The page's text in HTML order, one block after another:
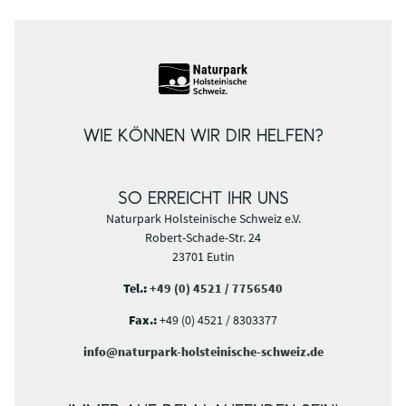
WIE KÖNNEN WIR DIR HELFEN?
SO ERREICHT IHR UNS
Naturpark Holsteinische Schweiz e.V.
Robert-Schade-Str. 24
23701 Eutin
Tel.:+49 (0) 4521 / 7756540
Fax.:+49 (0) 4521 / 8303377
info@naturpark-holsteinische-schweiz.de